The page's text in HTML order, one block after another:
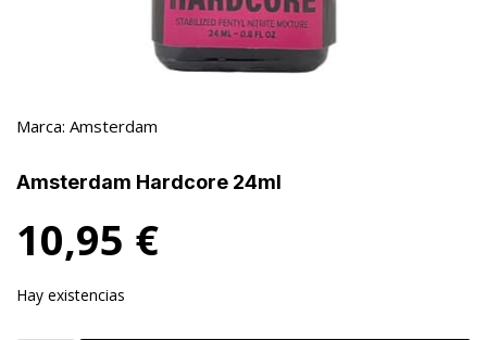
Marca: Amsterdam
Amsterdam Hardcore 24ml
10,95 €
Hay existencias